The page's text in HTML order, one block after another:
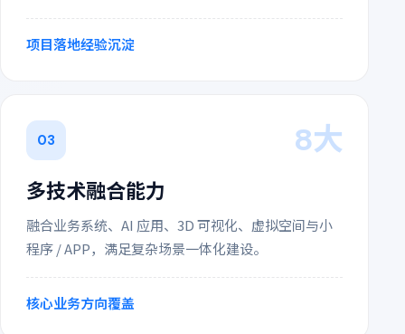
项目落地经验沉淀
03 8大
多技术融合能力
融合业务系统、AI 应用、3D 可视化、虚拟空间与小
程序 / APP，满足复杂场景一体化建设。
核心业务方向覆盖